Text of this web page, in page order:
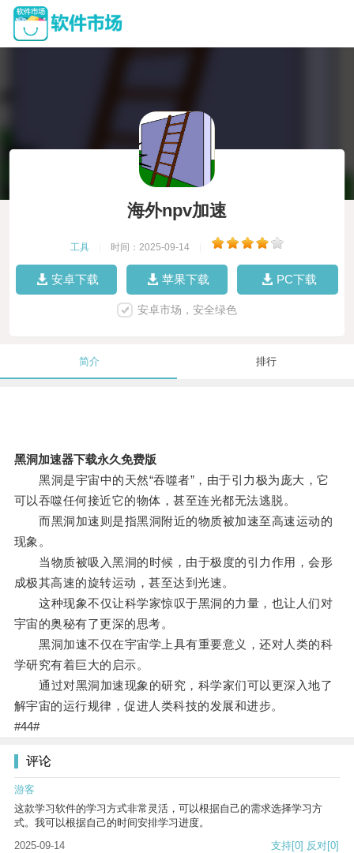
海外npv加速
工具 时间：2025-09-14
安卓下载 苹果下载 PC下载
安卓市场，安全绿色
简介 排行
黑洞加速器下载永久免费版
黑洞是宇宙中的天然“吞噬者”，由于引力极为庞大，它
可以吞噬任何接近它的物体，甚至连光都无法逃脱。
而黑洞加速则是指黑洞附近的物质被加速至高速运动的
现象。
当物质被吸入黑洞的时候，由于极度的引力作用，会形
成极其高速的旋转运动，甚至达到光速。
这种现象不仅让科学家惊叹于黑洞的力量，也让人们对
宇宙的奥秘有了更深的思考。
黑洞加速不仅在宇宙学上具有重要意义，还对人类的科
学研究有着巨大的启示。
通过对黑洞加速现象的研究，科学家们可以更深入地了
解宇宙的运行规律，促进人类科技的发展和进步。
#44#
评论
游客
这款学习软件的学习方式非常灵活，可以根据自己的需求选择学习方
式。我可以根据自己的时间安排学习进度。
2025-09-14
支持[0] 反对[0]